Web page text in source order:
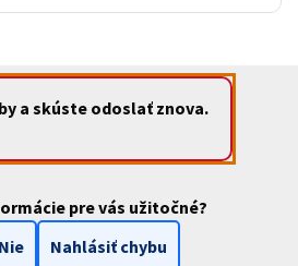
a skúste odoslať znova.
pre vás užitočné?
Nie Nahlásiť chybu